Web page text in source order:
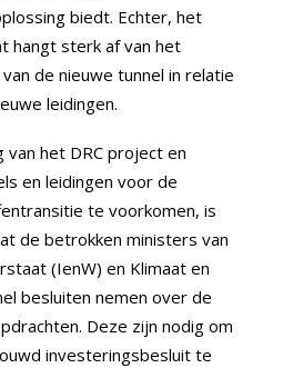
biedt. Echter, het
hangt sterk af van het
de nieuwe tunnel in relatie
leidingen.
het DRC project en
en leidingen voor de
te voorkomen, is
de betrokken ministers van
(IenW) en Klimaat en
besluiten nemen over de
Deze zijn nodig om
investeringsbesluit te